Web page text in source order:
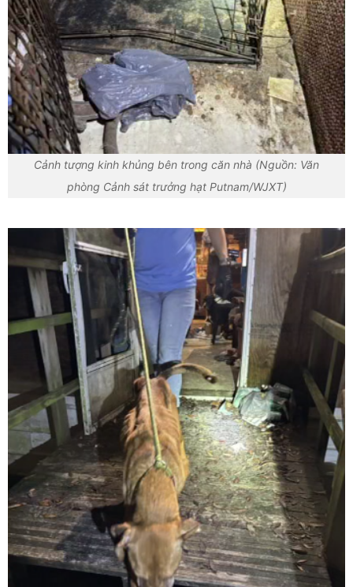
Cảnh tượng kinh khủng bên trong căn nhà (Nguồn: Văn
phòng Cảnh sát trưởng hạt Putnam/WJXT)